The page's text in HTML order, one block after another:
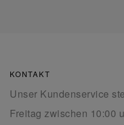
KONTAKT
Unser Kundenservice
Freitag zwischen 10:00